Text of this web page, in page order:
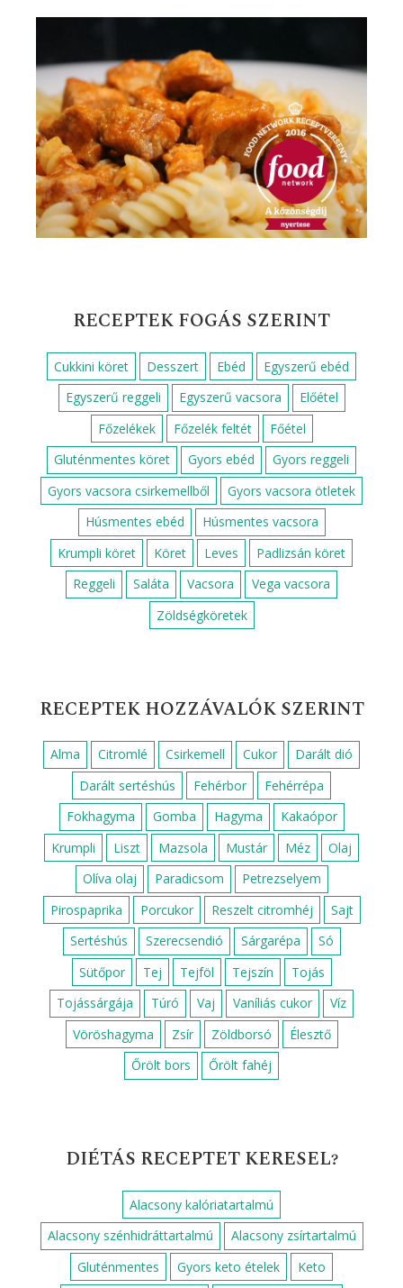
RECEPTEK FOGÁS SZERINT
Cukkini köret Desszert Ebéd
Egyszerű ebéd
Egyszerű reggeli
Egyszerű vacsora
Előétel
Főzelékek
Főzelék feltét
Főétel
Gluténmentes köret
Gyors ebéd
Gyors reggeli
Gyors vacsora csirkemellből
Gyors vacsora ötletek
Húsmentes ebéd
Húsmentes vacsora
Krumpli köret
Köret Leves
Padlizsán köret
Reggeli
Saláta Vacsora
Vega vacsora
Zöldségköretek
RECEPTEK HOZZÁVALÓK SZERINT
Alma Citromlé Csirkemell Cukor
Darált dió
Darált sertéshús
Fehérbor
Fehérrépa
Fokhagyma
Gomba Hagyma
Kakaópor
Krumpli
Liszt Mazsola Mustár Méz
Olaj
Olíva olaj
Paradicsom
Petrezselyem
Pirospaprika
Porcukor Reszelt citromhéj
Sajt
Sertéshús
Szerecsendió Sárgarépa
Só
Sütőpor
Tej Tejföl Tejszín
Tojás
Tojássárgája
Túró Vaj Vaníliás cukor
Víz
Vöröshagyma
Zsír Zöldborsó
Élesztő
Őrölt bors
Őrölt fahéj
DIÉTÁS RECEPTET KERESEL?
Alacsony kalóriatartalmú
Alacsony szénhidráttartalmú
Alacsony zsírtartalmú
Gluténmentes
Gyors keto ételek Keto